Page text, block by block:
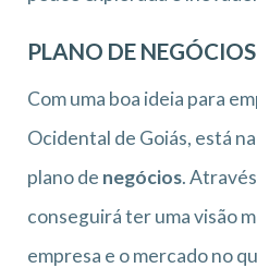
PLANO DE NEGÓCIOS
Com uma boa ideia para
Ocidental de Goiás, está
plano de negócios.
conseguirá ter uma visão
empresa e o mercado no